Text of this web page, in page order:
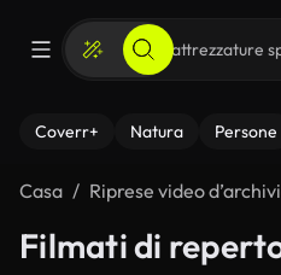
Coverr+ Natura Persone
Casa Riprese video
Filmati di